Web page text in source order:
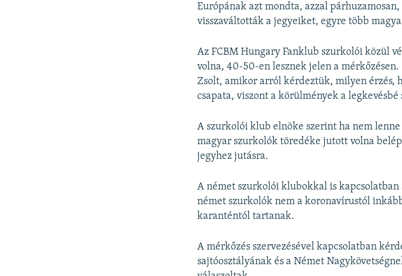
Európának azt mondta, azzal
visszaváltották a jegyeiket, egyre több
Az FCBM Hungary Fanklub szurkolói közül
volna, 40-50-en lesznek jelen a
Zsolt, amikor arról kérdeztük, milyen érzés,
csapata, viszont a körülmények a legkevésbé
A szurkolói klub elnöke szerint ha nem
magyar szurkolók töredéke jutott volna
jegyhez jutásra.
A német szurkolói klubokkal is
német szurkolók nem a koronavírustól
karanténtól tartanak.
A mérkőzés szervezésével kapcsolatban
sajtóosztályának és a Német